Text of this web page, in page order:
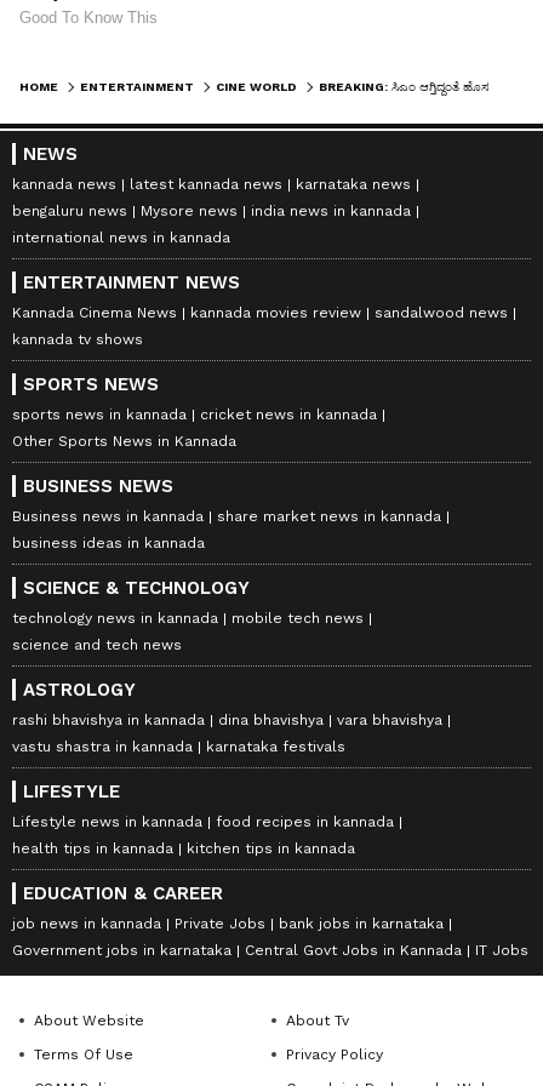
HOME ENTERTAINMENT CINE WORLD
NEWS
kannada news latest kannada news
karnataka news
bengaluru news
Mysore news
india news in kannada
international news in kannada
ENTERTAINMENT NEWS
Kannada Cinema News kannada movies review
sandalwood news
kannada tv shows
SPORTS NEWS
sports news in kannada
cricket news in kannada
Other Sports News in Kannada
BUSINESS NEWS
Business news in kannada
share market news in kannada
business ideas in kannada
SCIENCE & TECHNOLOGY
technology news in kannada
mobile tech news
science and tech news
ASTROLOGY
rashi bhavishya in kannada dina bhavishya
vara bhavishya
vastu shastra in kannada
karnataka festivals
LIFESTYLE
Lifestyle news in kannada
food recipes in kannada
health tips in kannada
kitchen tips in kannada
EDUCATION & CAREER
job news in kannada Private Jobs
bank jobs in karnataka
Government jobs in karnataka
Central Govt Jobs in Kannada IT Jobs
About Website
About Tv
Terms Of Use
Privacy Policy